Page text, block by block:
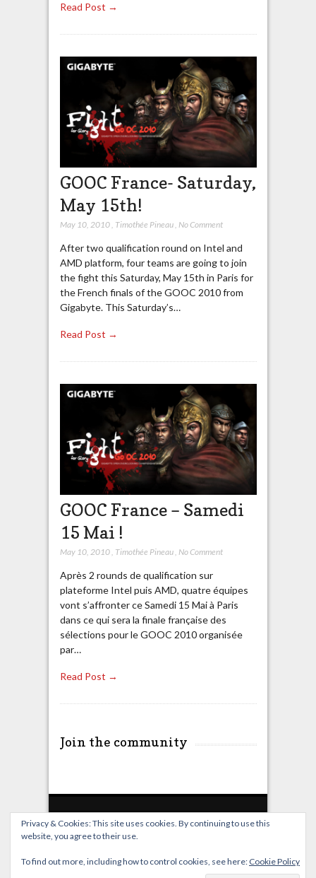
Read Post →
GOOC France- Saturday,
May 15th!
May 10, 2010, Timothée Pineau, No Comment
After two qualification round on Intel and
AMD platform, four teams are going to join
the fight this Saturday, May 15th in Paris for
the French finals of the GOOC 2010 from
Gigabyte. This Saturday’s…
Read Post →
GOOC France – Samedi
15 Mai !
May 10, 2010, Timothée Pineau, No Comment
Après 2 rounds de qualification sur
plateforme Intel puis AMD, quatre équipes
vont s’affronter ce Samedi 15 Mai à Paris
dans ce qui sera la finale française des
sélections pour le GOOC 2010 organisée
par…
Read Post →
Join the community
Home Live Broadcast
Privacy & Cookies: This site uses cookies. By continuing to use this
website, you agree to their use.
To find out more, including how to control cookies, see here: Cookie Policy